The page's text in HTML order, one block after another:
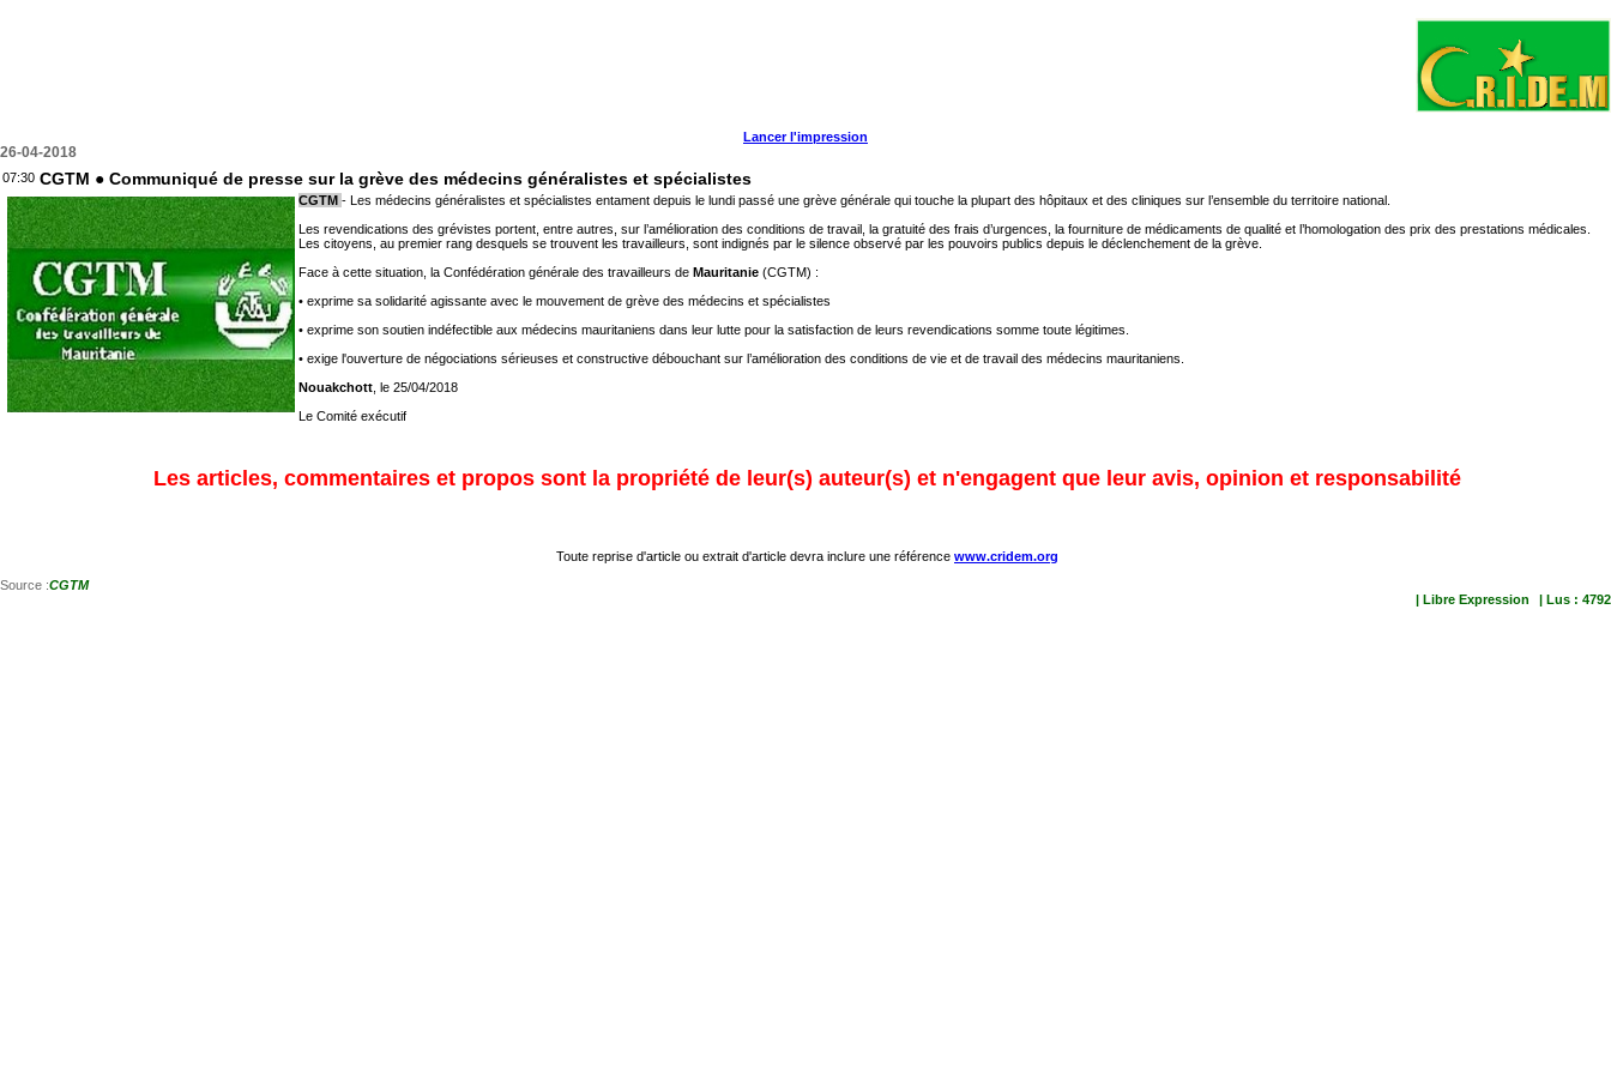
Lancer l'impression
26-04-2018
07:30 CGTM ● Communiqué de presse sur la grève des médecins généralistes et spécialistes
CGTM - Les médecins généralistes et spécialistes entament depuis le lundi passé une grève générale qui touche la plupart des hôpitaux et des cliniques sur l’ensemble du territoire national.
Les revendications des grévistes portent, entre autres, sur l’amélioration des conditions de travail, la gratuité des frais d’urgences, la fourniture de médicaments de qualité et l’homologation des prix des prestations médicales.
Les citoyens, au premier rang desquels se trouvent les travailleurs, sont indignés par le silence observé par les pouvoirs publics depuis le déclenchement de la grève.
Face à cette situation, la Confédération générale des travailleurs de Mauritanie (CGTM) :
• exprime sa solidarité agissante avec le mouvement de grève des médecins et spécialistes
• exprime son soutien indéfectible aux médecins mauritaniens dans leur lutte pour la satisfaction de leurs revendications somme toute légitimes.
• exige l'ouverture de négociations sérieuses et constructive débouchant sur l’amélioration des conditions de vie et de travail des médecins mauritaniens.
Nouakchott, le 25/04/2018
Le Comité exécutif
Les articles, commentaires et propos sont la propriété de leur(s) auteur(s) et n'engagent que leur avis, opinion et responsabilité
Toute reprise d'article ou extrait d'article devra inclure une référence www.cridem.org
Source :CGTM
| Libre Expression
| Lus : 4792